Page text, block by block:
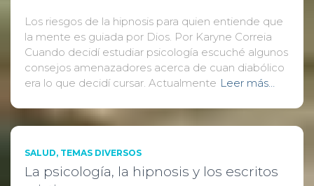
Los riesgos de la hipnosis para quien entiende que
la mente es guiada por Dios. Por Karyne Correia
Cuando decidí estudiar psicología escuché algunos
consejos amenazadores acerca de cuan diabólico
era lo que decidí cursar. Actualmente Leer más…
SALUD TEMAS DIVERSOS
La psicología, la hipnosis y los escritos